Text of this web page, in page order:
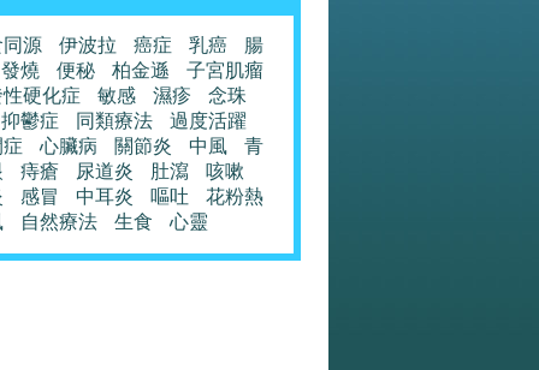
源 伊波拉 癌症 乳癌
腸
發燒 便秘 柏金遜
子宮肌瘤
性硬化症
敏感 濕疹
念珠
抑鬱症 同類療法
過度活躍
症
心臟病 關節炎 中風
青
痔瘡 尿道炎 肚瀉
咳嗽
感冒 中耳炎 嘔吐
花粉熱
自然療法 生食 心靈